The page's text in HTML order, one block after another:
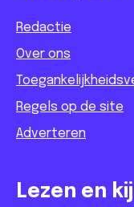
Redactie
Over ons
Regels op de site
Adverteren
Lezen en